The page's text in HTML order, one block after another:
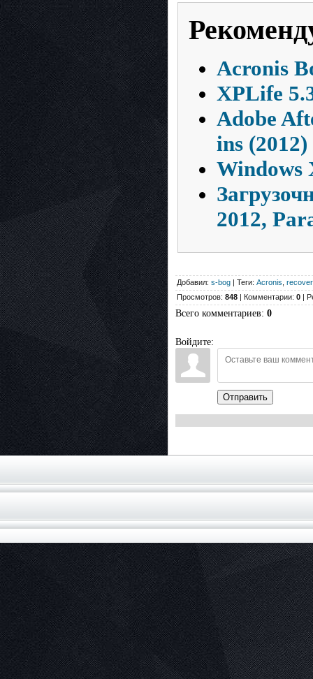
Acronis
XPLife
Adobe
ins (2012)
Windows
2012,
Добавил: s-bog | Теги: Acronis
Просмотров: 848 | Комментарии: 0 |
Всего комментариев: 0
Войдите:
Отправить